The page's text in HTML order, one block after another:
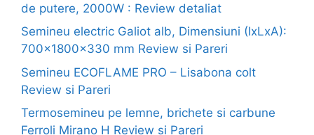
de putere, 2000W : Review detaliat
Semineu electric Galiot alb, Dimensiuni (IxLxA):
700x1800x330 mm Review si Pareri
Semineu ECOFLAME PRO – Lisabona colt
Review si Pareri
Termosemineu pe lemne, brichete si carbune
Ferroli Mirano H Review si Pareri